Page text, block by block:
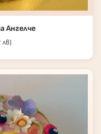
Ангелче